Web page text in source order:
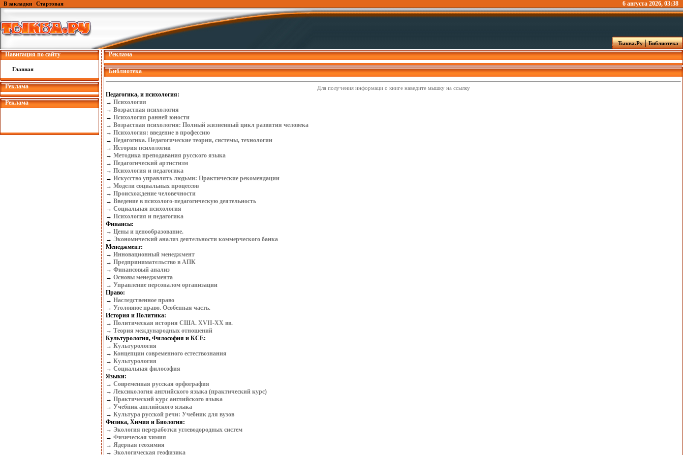
В закладки Стартовая 6 августа 2026, 03:38
Тыква.Ру|Библиотека
Навигация по сайту
Главная
Реклама
Реклама
Реклама
Библиотека
Для получения информаци о книге наведите мышку на ссылку
Педагогика, и психология:
→ Психология
→ Возрастная психология
→ Психология ранней юности
→ Возрастная психология: Полный жизненный цикл развития человека
→ Психология: введение в профессию
→ Педагогика. Педагогические теории, системы, технологии
→ История психологии
→ Методика преподавания русского языка
→ Педагогический артистизм
→ Психология и педагогика
→ Искусство управлять людьми: Практические рекомендации
→ Модели социальных процессов
→ Происхождение человечности
→ Введение в психолого-педагогическую деятельность
→ Социальная психология
→ Психология и педагогика
Финансы:
→ Цены и ценообразование.
→ Экономический анализ деятельности коммерческого банка
Менеджмент:
→ Инновационный менеджмент
→ Предпринимательство в АПК
→ Финансовый анализ
→ Основы менеджмента
→ Управление персоналом организации
Право:
→ Наследственное право
→ Уголовное право. Особенная часть.
История и Политика:
→ Политическая история США. XVII-XX вв.
→ Теория международных отношений
Культурология, Философия и КСЕ:
→ Культурология
→ Концепции современного естествознания
→ Культурология
→ Социальная философия
Языки:
→ Современная русская орфография
→ Лексикология английского языка (практический курс)
→ Практический курс английского языка
→ Учебник английского языка
→ Культура русской речи: Учебник для вузов
Физика, Химия и Биология:
→ Экология переработки углеводородных систем
→ Физическая химия
→ Ядерная геохимия
→ Экологическая геофизика